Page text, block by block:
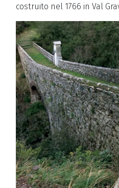
costruito nel 1766 in Val